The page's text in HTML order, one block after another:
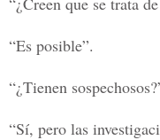
“Es posible”.
“¿Tienen
“Sí, pero las